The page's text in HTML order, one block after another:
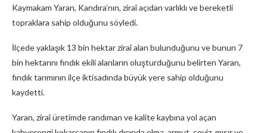
Kaymakam Yaran, Kandıra’nın, ziraî açıdan varlıklı ve bereketli
topraklara sahip olduğunu söyledi.
İlçede yaklaşık 13 bin hektar ziraî alan bulunduğunu ve bunun 7
bin hektarını fındık ekili alanların oluşturduğunu belirten Yaran,
fındık tarımının ilçe iktisadında büyük yere sahip olduğunu
kaydetti.
Yaran, ziraî üretimde randıman ve kalite kaybına yol açan